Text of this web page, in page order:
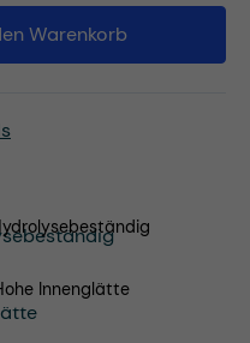
gewünschten
Warenkorb
Innenglätte